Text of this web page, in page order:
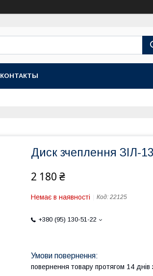
КОНТАКТЫ
Диск зчеплення ЗІЛ-
2 180 ₴
Немає в наявності Код: 22125
+380 (95) 130-51-22
повернення товару протягом 14 днів